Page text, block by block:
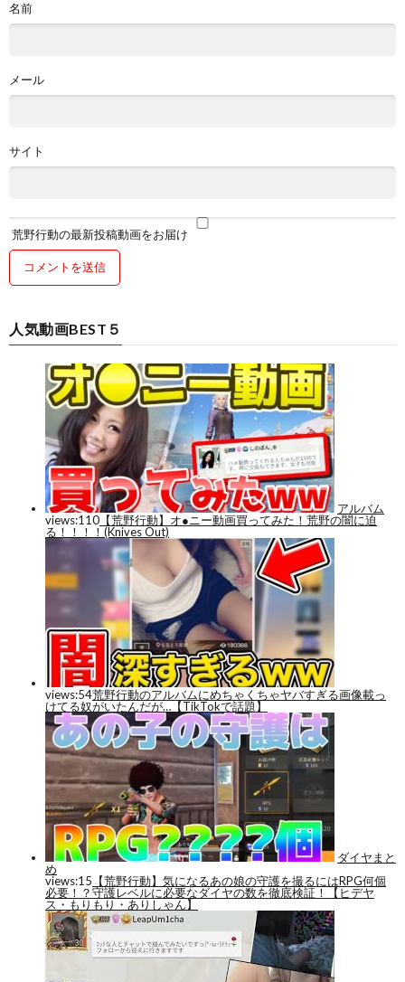
名前
メール
サイト
荒野行動の最新投稿動画をお届け
人気動画BEST５